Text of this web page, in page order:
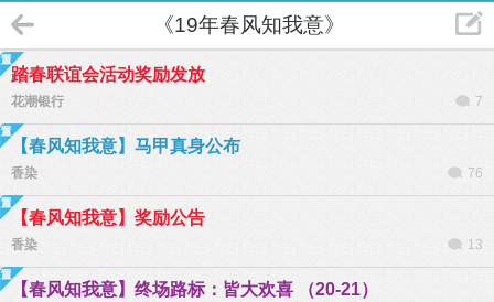
《19年春风知我意》
踏春联谊会活动奖励发放
花潮银行 7
【春风知我意】马甲真身公布
香染 76
【春风知我意】奖励公告
香染 13
【春风知我意】终场路标：皆大欢喜 （20-21）